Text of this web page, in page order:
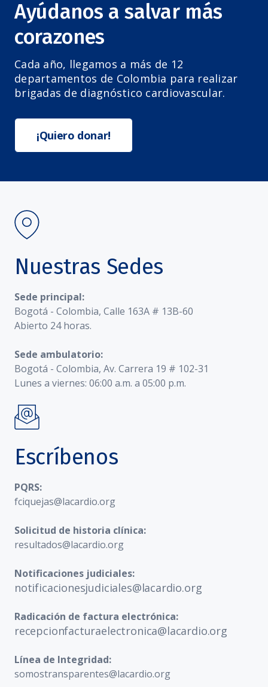
Ayúdanos a salvar más
corazones
Cada año, llegamos a más de 12
departamentos de Colombia para realizar
brigadas de diagnóstico cardiovascular.
¡Quiero donar!
Nuestras Sedes
Sede principal:
Bogotá - Colombia, Calle 163A # 13B-60
Abierto 24 horas.
Sede ambulatorio:
Bogotá - Colombia, Av. Carrera 19 # 102-31
Lunes a viernes: 06:00 a.m. a 05:00 p.m.
Escríbenos
PQRS:
fciquejas@lacardio.org
Solicitud de historia clínica:
resultados@lacardio.org
Notificaciones judiciales:
notificacionesjudiciales@lacardio.org
Radicación de factura electrónica:
recepcionfacturaelectronica@lacardio.org
Línea de Integridad:
somostransparentes@lacardio.org